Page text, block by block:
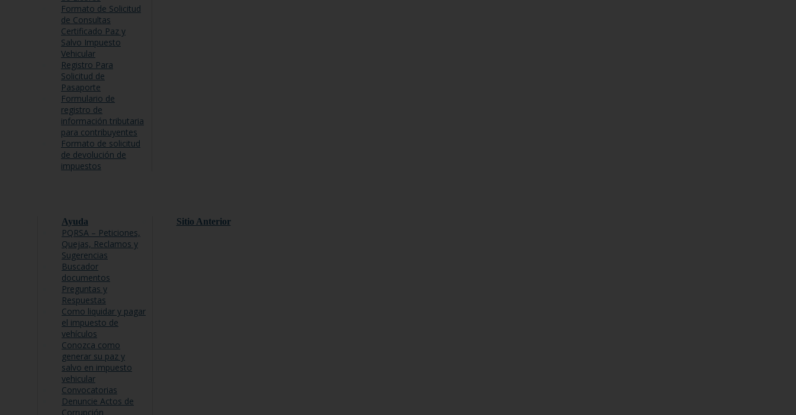
Formato de Solicitud
de Consultas
Certificado Paz y
Salvo Impuesto
Vehicular
Registro Para
Solicitud de
Pasaporte
Formulario de
registro de
información tributaria
para contribuyentes
Formato de solicitud
de devolución de
impuestos
Ayuda
PQRSA – Peticiones,
Quejas, Reclamos y
Sugerencias
Buscador
documentos
Preguntas y
Respuestas
Como liquidar y pagar
el impuesto de
vehículos
Conozca como
generar su paz y
salvo en impuesto
vehicular
Convocatorias
Denuncie Actos de
Corrupción
Sitio Anterior